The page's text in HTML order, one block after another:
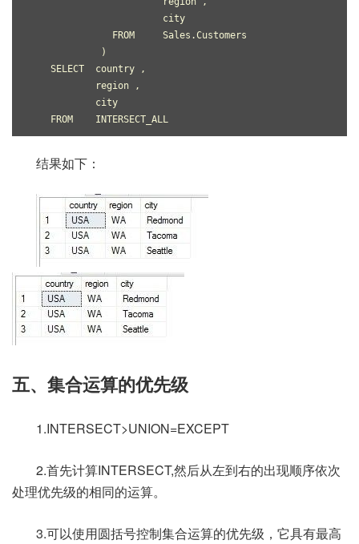
                        city
               FROM     Sales.Customers
             )
    SELECT  country ,
            region ,
            city
    FROM    INTERSECT_ALL
结果如下：
五、集合运算的优先级
1.INTERSECT>UNION=EXCEPT
2.首先计算INTERSECT,然后从左到右的出现顺序依次
处理优先级的相同的运算。
3.可以使用圆括号控制集合运算的优先级，它具有最高